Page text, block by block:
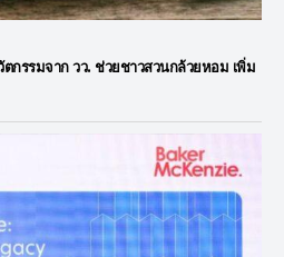
กรรมจาก วว. ช่วยชาวสวนกล้วยหอม เพิ่ม